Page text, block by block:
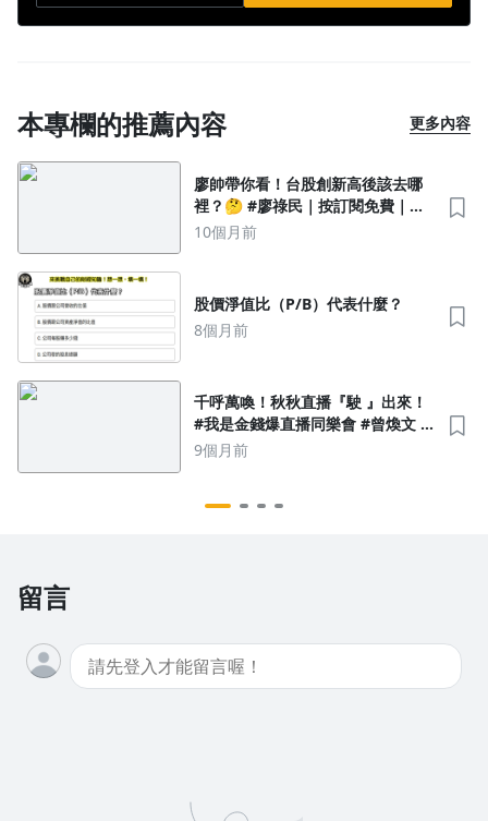
本專欄的推薦內容 更多內容
廖帥帶你看！台股創新高後該去哪
裡？🤔 #廖祿民｜按訂閱免費｜可
觀看更多內容唷！
10個月前
股價淨值比（P/B）代表什麼？
8個月前
千呼萬喚！秋秋直播『駛 』出來！
#我是金錢爆直播同樂會 #曾煥文 #
阿斯匹靈 #廖祿民｜按訂閱免費｜
9個月前
留言